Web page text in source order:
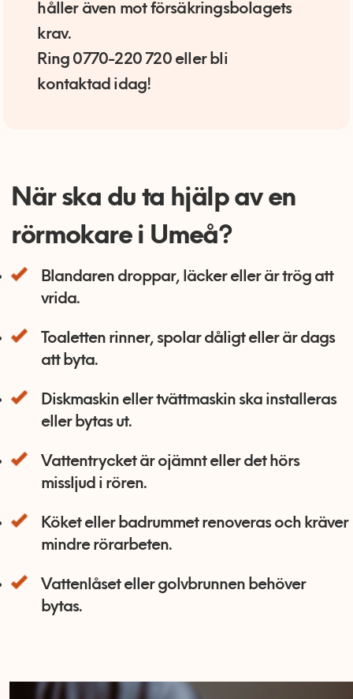
håller även mot försäkringsbolagets
krav.
Ring 0770-220 720 eller bli
kontaktad idag!
När ska du ta hjälp av en
rörmokare i Umeå?
Blandaren droppar, läcker eller är trög att
vrida.
Toaletten rinner, spolar dåligt eller är dags
att byta.
Diskmaskin eller tvättmaskin ska installeras
eller bytas ut.
Vattentrycket är ojämnt eller det hörs
missljud i rören.
Köket eller badrummet renoveras och kräver
mindre rörarbeten.
Vattenlåset eller golvbrunnen behöver
bytas.